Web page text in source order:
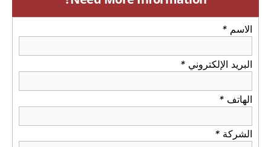
الاسم *
البريد الإلكتروني *
الهاتف *
الشركة *